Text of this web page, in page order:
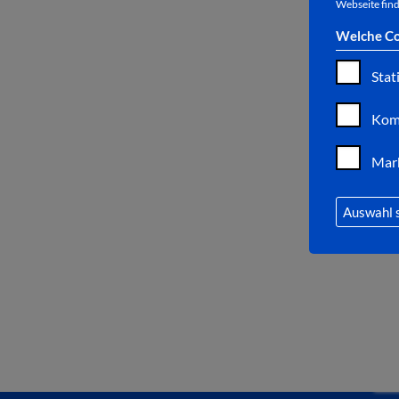
Webseite
Welche
Auswahl